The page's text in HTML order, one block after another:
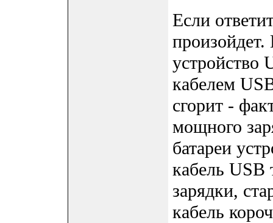
Если
кабелем
сгорит -
мощного
батареи
кабель USB
зарядки,
кабель